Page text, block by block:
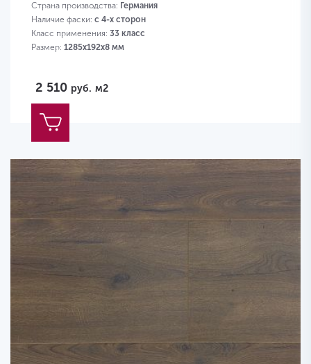
Страна производства: Германия
Наличие фаски: с 4-х сторон
Класс применения: 33 класс
Размер: 1285х192х8 мм
2 510 руб. м2